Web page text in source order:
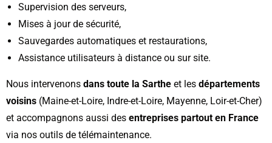
Supervision des serveurs,
Mises à jour de sécurité,
Sauvegardes automatiques et restaurations,
Assistance utilisateurs à distance ou sur site.
Nous intervenons dans toute la Sarthe et les départements
voisins (Maine-et-Loire, Indre-et-Loire, Mayenne, Loir-et-Cher)
et accompagnons aussi des entreprises partout en France
via nos outils de télémaintenance.